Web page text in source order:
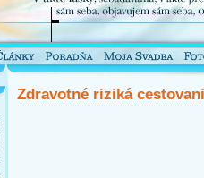
Zdravotné riziká